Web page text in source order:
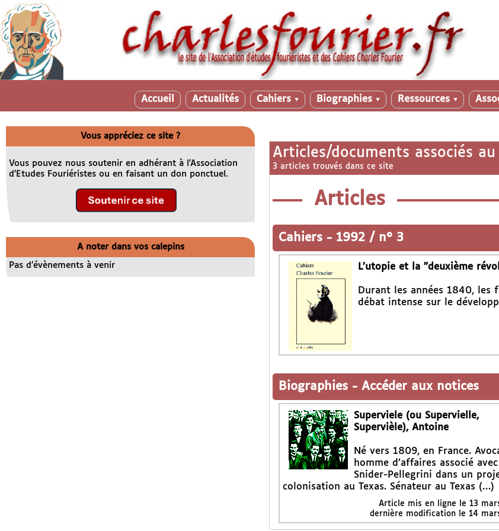
Accueil Actualités Cahiers ▼ Biographies ▼ Ressources ▼
Articles/documents associés
3 articles trouvés dans ce site
Articles
Cahiers - 1992 / n° 3
L’utopie et la "deuxième
Durant les années 1840,
débat intense sur le
Biographies - Accéder aux notices
Superviele (ou Supervielle,
Supervièle), Antoine
Né vers 1809, en France.
homme d’affaires associé avec
Snider-Pellegrini dans un
colonisation au Texas. Sénateur au Texas (…)
Article mis en ligne le 13
dernière modification le 14
Vous appréciez ce site ?
Vous pouvez nous soutenir en adhérant à l’Association
d’Etudes Fouriéristes ou en faisant un don ponctuel.
A noter dans vos calepins
Pas d’évènements à venir